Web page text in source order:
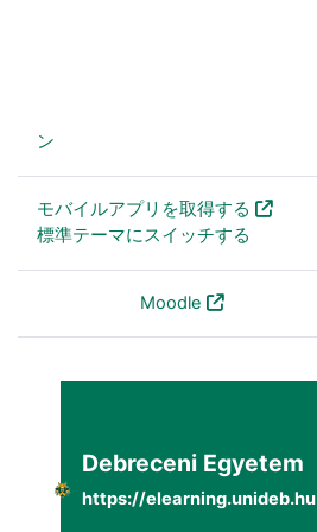
ン
モバイルアプリを取得する
標準テーマにスイッチする
Moodle
Debreceni Egyetem
https://elearning.unideb.hu